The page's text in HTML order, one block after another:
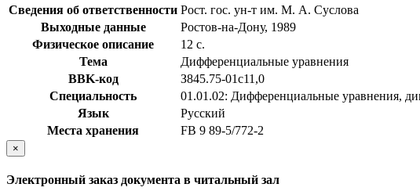
Сведения об ответственности Рост. гос. ун-т им. М. А. Суслова
Выходные данные
Ростов-на-Дону, 1989
Физическое описание
12 с.
Тема
Дифференциальные уравнения
BBK-код
З845.75-01с11,0
Специальность
01.01.02: Дифференциальные уравнения,
Язык
Русский
Места хранения
FB 9 89-5/772-2
×
Электронный заказ документа в читальный зал